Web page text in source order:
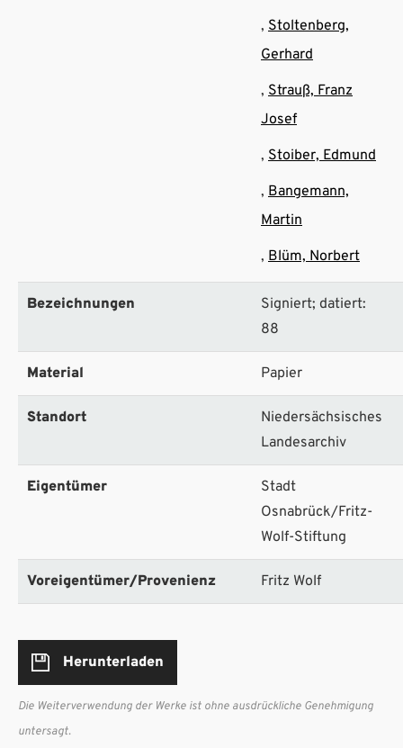
Stoltenberg,
Gerhard
Strauß, Franz
Josef
Stoiber, Edmund
Bangemann,
Martin
Blüm, Norbert
Bezeichnungen
Signiert; datiert:
88
Material Papier
Standort
Niedersächsisches
Landesarchiv
Eigentümer
Stadt
Osnabrück/Fritz-
Wolf-Stiftung
Voreigentümer/Provenienz Fritz Wolf
Herunterladen
Die Weiterverwendung der Werke ist ohne ausdrückliche Genehmigung
untersagt.